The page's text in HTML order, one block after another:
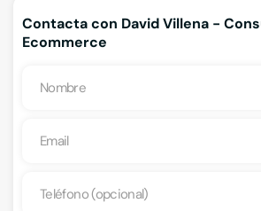
Contacta con David Villena -
Ecommerce